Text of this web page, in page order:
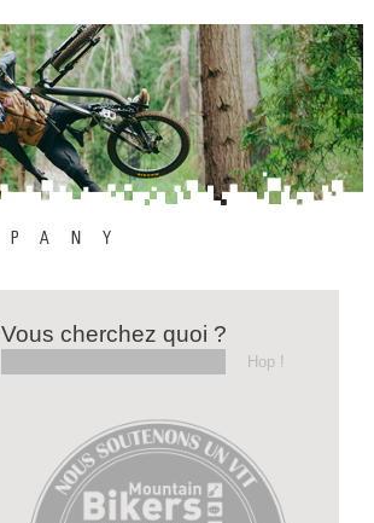
Vous cherchez quoi ?